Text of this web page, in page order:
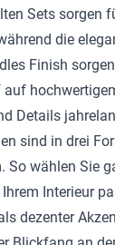
Sets sorgen
die
Finish
Details
sind in drei
So wählen Sie
Interieur
dezenter